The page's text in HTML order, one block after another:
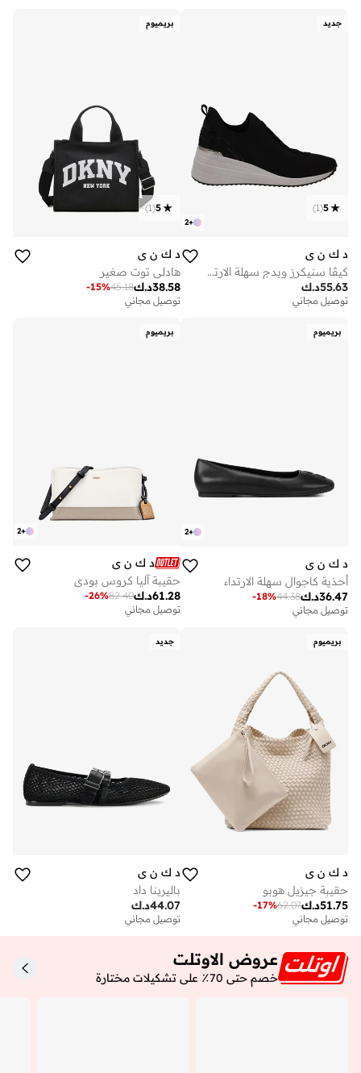
جديد
+
2
5
(
1
)
د ك ن ي
كيڤا سنيكرز ويدج سهلة الارتداء
د.ك55.63
توصيل مجاني
بريميوم
5
(
1
)
د ك ن ي
هادلي توت صغير
د.ك38.58
45.18
-15%
توصيل مجاني
بريميوم
+
2
د ك ن ي
أحذية كاجوال سهلة الارتداء
د.ك36.47
44.38
-18%
توصيل مجاني
بريميوم
+
2
د ك ن ي
حقيبة آليا كروس بودي
د.ك61.28
82.40
-26%
توصيل مجاني
بريميوم
د ك ن ي
حقيبة جيزيل هوبو
د.ك51.75
62.07
-17%
توصيل مجاني
جديد
د ك ن ي
باليرينا داد
د.ك44.07
توصيل مجاني
عروض الاوتلت
خصم حتى 70٪ على تشكيلات مختارة